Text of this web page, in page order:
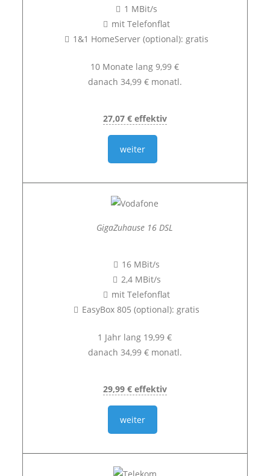
1 MBit/s
mit Telefonflat
1&1 HomeServer (optional): gratis
10 Monate lang 9,99 €
danach 34,99 € monatl.
27,07 € effektiv
weiter
GigaZuhause 16 DSL
16 MBit/s
2,4 MBit/s
mit Telefonflat
EasyBox 805 (optional): gratis
1 Jahr lang 19,99 €
danach 34,99 € monatl.
29,99 € effektiv
weiter